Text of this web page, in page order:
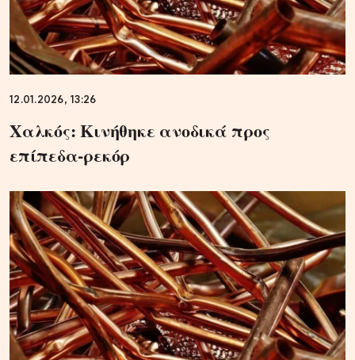
12.01.2026, 13:26
Χαλκός: Κινήθηκε ανοδικά προς
επίπεδα-ρεκόρ